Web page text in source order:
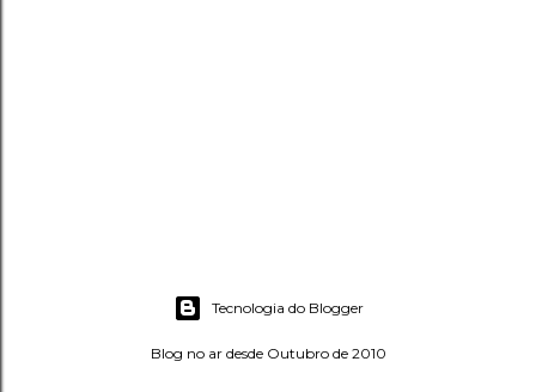
Tecnologia do Blogger
Blog no ar desde Outubro de 2010